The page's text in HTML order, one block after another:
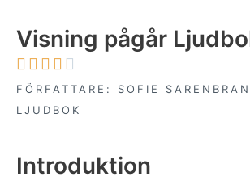
Visning pågår
    
FÖRFATTARE: SOFIE
LJUDBOK
Introduktion